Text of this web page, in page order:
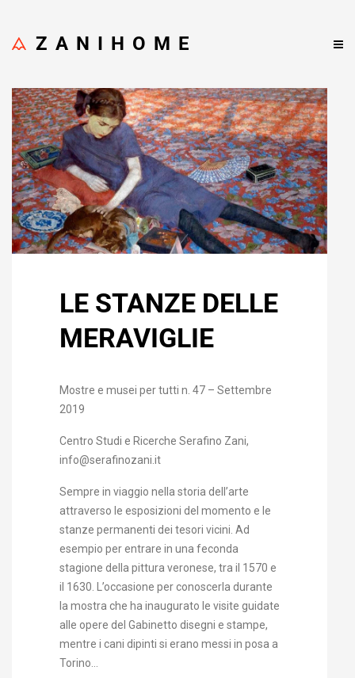
ZANIHOME
LE STANZE DELLE
MERAVIGLIE
Mostre e musei per tutti n. 47 – Settembre
2019
Centro Studi e Ricerche Serafino Zani,
info@serafinozani.it
Sempre in viaggio nella storia dell’arte
attraverso le esposizioni del momento e le
stanze permanenti dei tesori vicini. Ad
esempio per entrare in una feconda
stagione della pittura veronese, tra il 1570 e
il 1630. L’occasione per conoscerla durante
la mostra che ha inaugurato le visite guidate
alle opere del Gabinetto disegni e stampe,
mentre i cani dipinti si erano messi in posa a
Torino…